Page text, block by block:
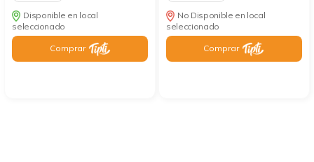
Disponible en local
seleccionado
Comprar
No Disponible en local
seleccionado
Comprar